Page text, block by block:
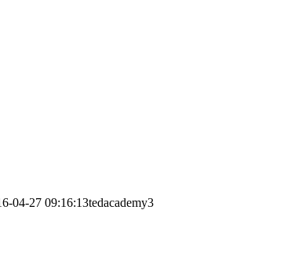
04-27 09:16:13tedacademy3